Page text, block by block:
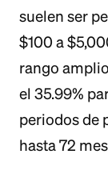
suelen ser
$100 a
rango
el 35.99%
periodos de
hasta 72